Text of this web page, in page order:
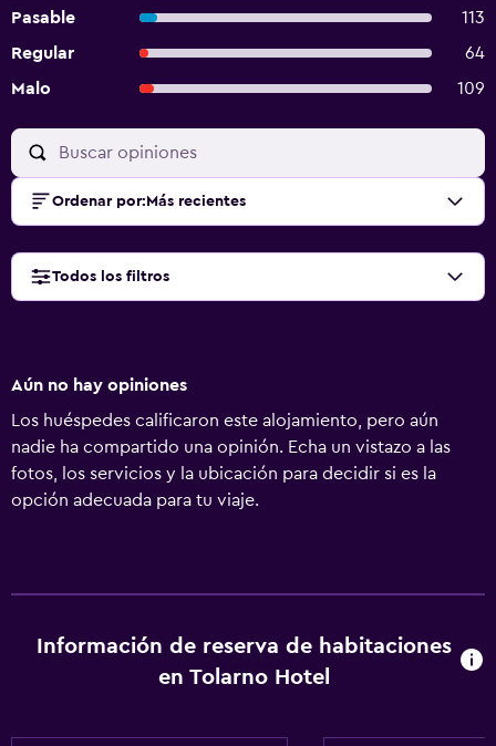
Pasable
113
Regular
64
Malo
109
Ordenar por: Más recientes
Todos los filtros
Aún no hay opiniones
Los huéspedes calificaron este alojamiento, pero aún
nadie ha compartido una opinión. Echa un vistazo a las
fotos, los servicios y la ubicación para decidir si es la
opción adecuada para tu viaje.
Información de reserva de habitaciones
en Tolarno Hotel